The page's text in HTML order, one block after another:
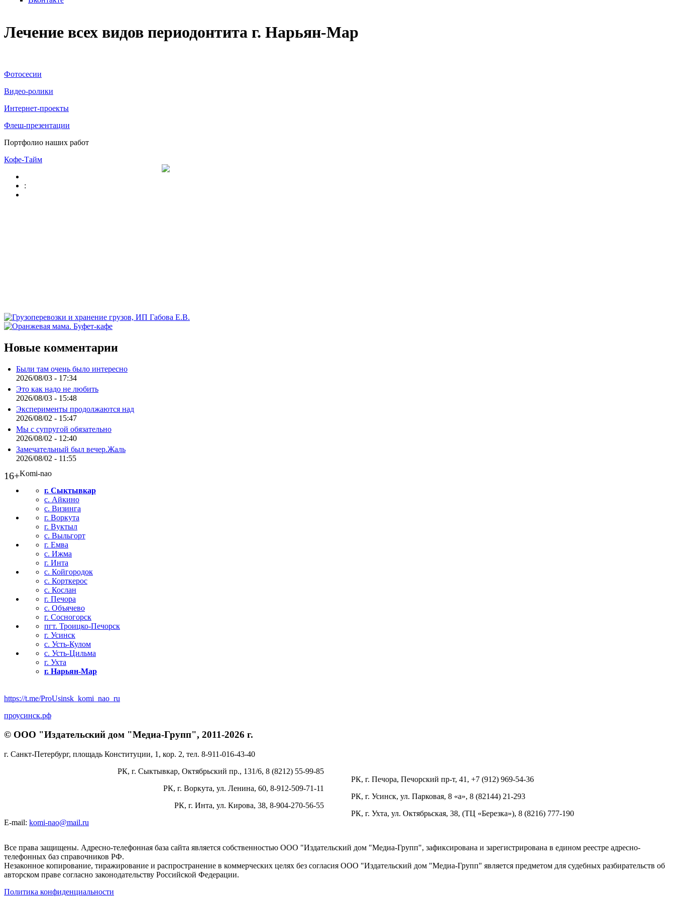
Лечение всех видов периодонтита г. Нарьян-Мар
Фотосесии
Видео-ролики
Интернет-проекты
Флеш-презентации
Портфолио наших работ
Кофе-Тайм
:
Новые комментарии
Были там очень было интересно
2026/08/03 - 17:34
Это как надо не любить
2026/08/03 - 15:48
Эксперименты продолжаются над
2026/08/02 - 15:47
Мы с супругой обязательно
2026/08/02 - 12:40
Замечательный был вечер.Жаль
2026/08/02 - 11:55
16+Komi-nao
г. Сыктывкар
с. Айкино
с. Визинга
г. Воркута
г. Вуктыл
с. Выльгорт
г. Емва
с. Ижма
г. Инта
с. Койгородок
с. Корткерос
с. Кослан
г. Печора
с. Объячево
г. Сосногорск
пгт. Троицко-Печорск
г. Усинск
с. Усть-Кулом
с. Усть-Цильма
г. Ухта
г. Нарьян-Мар
https://t.me/ProUsinsk_komi_nao_ru
проусинск.рф
© ООО "Издательский дом "Медиа-Групп", 2011-2026 г.
г. Санкт-Петербург, площадь Конституции, 1, кор. 2, тел. 8-911-016-43-40
РК, г. Печора, Печорский пр-т, 41, +7 (912) 969-54-36
РК, г. Усинск, ул. Парковая, 8 «а», 8 (82144) 21-293
РК, г. Ухта, ул. Октябрьская, 38, (ТЦ «Березка»), 8 (8216) 777-190
РК, г. Сыктывкар, Октябрьский пр., 131/6, 8 (8212) 55-99-85
РК, г. Воркута, ул. Ленина, 60, 8-912-509-71-11
РК, г. Инта, ул. Кирова, 38, 8-904-270-56-55
E-mail: komi-nao@mail.ru
Все права защищены. Адресно-телефонная база сайта является собственностью ООО "Издательский дом "Медиа-Групп", зафиксирована и зарегистрирована в едином реестре адресно-
телефонных баз справочников РФ.
Незаконное копирование, тиражирование и распространение в коммерческих целях без согласия ООО "Издательский дом "Медиа-Групп" является предметом для судебных разбирательств об
авторском праве согласно законодательству Российской Федерации.
Политика конфиденциальности